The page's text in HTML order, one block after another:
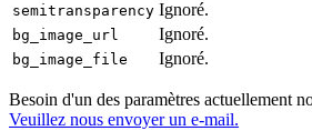
semitransparency Ignoré.
bg_image_url Ignoré.
bg_image_file Ignoré.
Besoin d'un des paramètres actuellement
Veuillez nous envoyer un e-mail.